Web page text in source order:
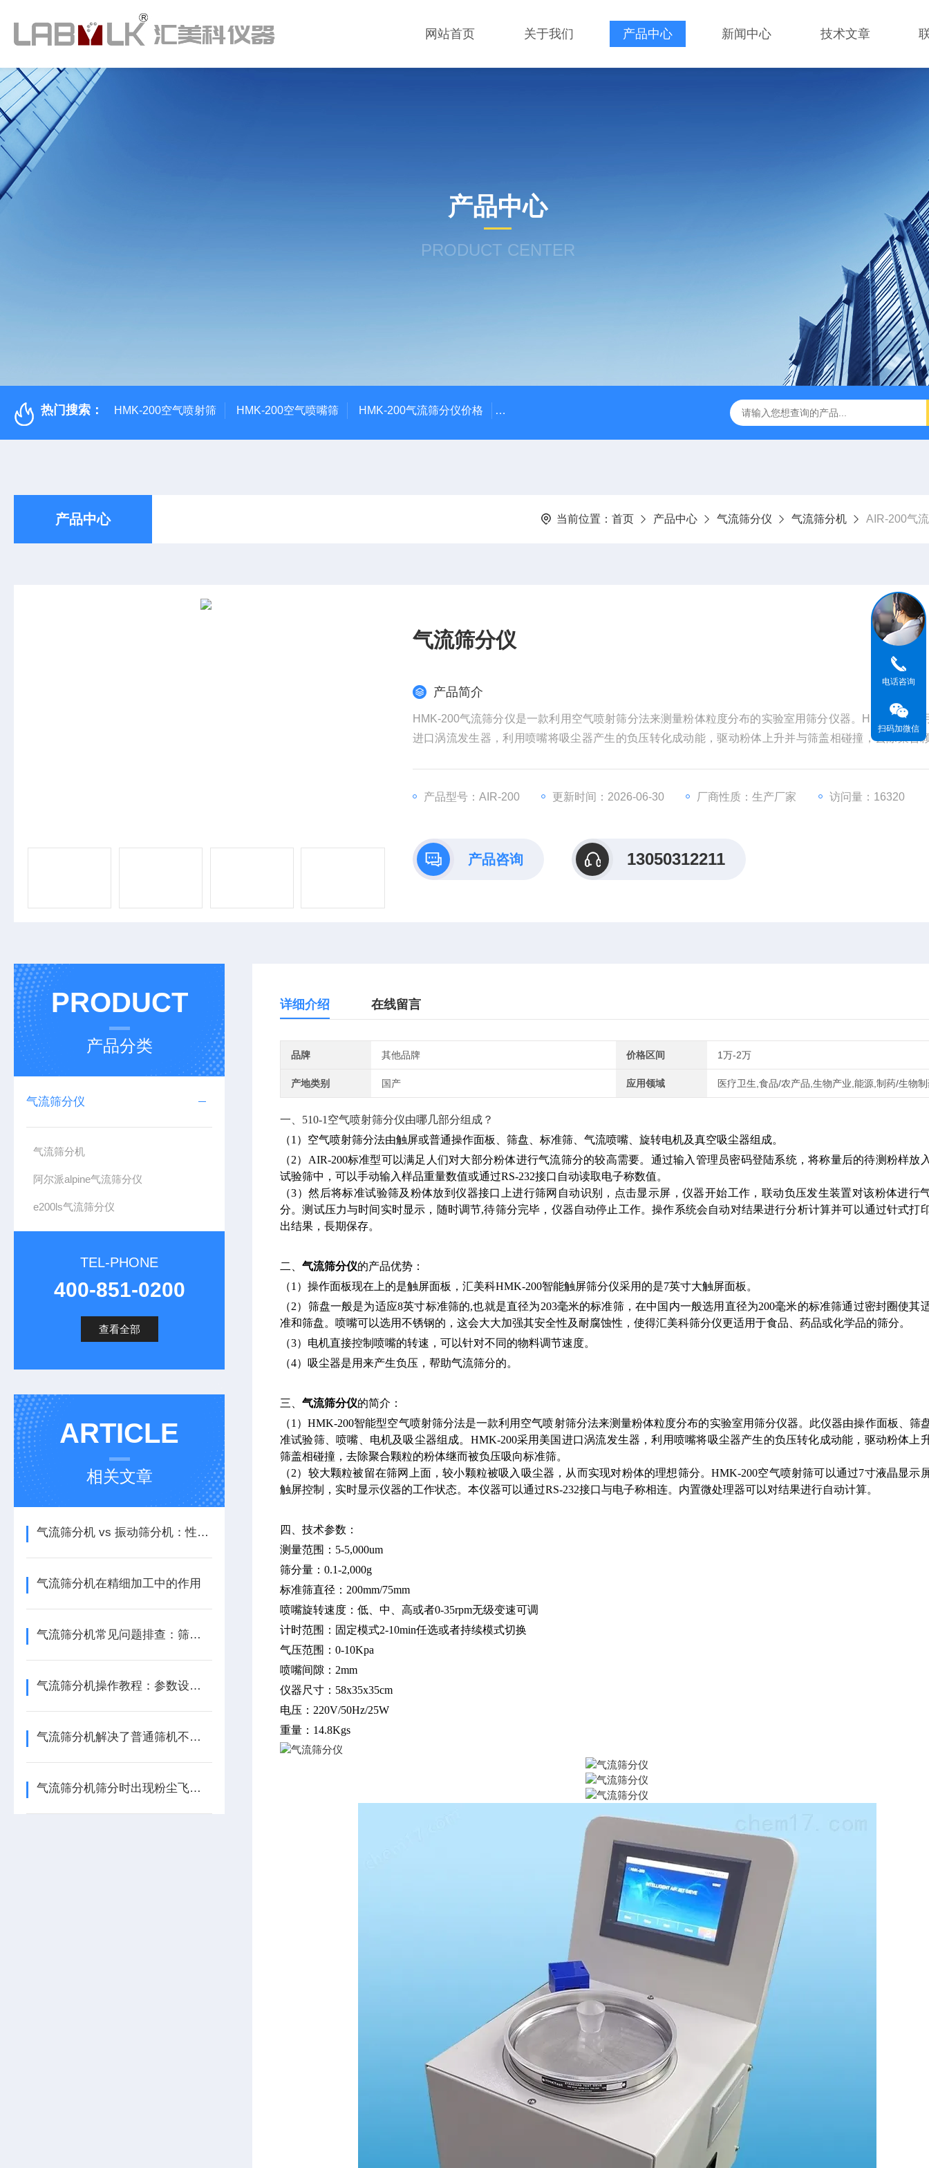
网站首页 关于我们 产品中心 新闻中心 技术文章
产品中心
PRODUCT CENTER
热门搜索： HMK-200空气喷射筛 HMK-200空气喷嘴筛 HMK-200气流筛分仪价格 HMK-200空气喷射筛alpine HMK-200200LS-N空气喷射筛 HMK-200e200ls气流
产品中心 当前位置： 首页 产品中心 气流筛分仪 气流筛分机 AIR-200气
气流筛分仪
产品简介
HMK-200气流筛分仪是一款利用空气喷射筛分法来测量粉体粒度分布的实验室用筛分仪器。HMK-200采
进口涡流发生器，利用喷嘴将吸尘器产生的负压转化成动能，驱动粉体上升并与筛盖相碰撞，去除聚合
产品型号：AIR-200
更新时间：2026-06-30 厂商性质：生产厂家 访问量：16320
产品咨询 13050312211
PRODUCT
产品分类
气流筛分仪
气流筛分机
阿尔派alpine气流筛分仪
e200ls气流筛分仪
TEL-PHONE
400-851-0200
查看全部
ARTICLE
相关文章
气流筛分机 vs 振动筛分机：性能差异、适用物料特性与筛分精度对比
气流筛分机在精细加工中的作用
气流筛分机常见问题排查：筛网堵塞、分级不均与风量不足的解决技巧
气流筛分机操作教程：参数设置、物料进料控制与筛分效果优化步骤
气流筛分机解决了普通筛机不能筛分的难题
气流筛分机筛分时出现粉尘飞扬怎么办？
详细介绍 在线留言
品牌 其他品牌 价格区间 1万-2万
产地类别 国产 应用领域 医疗卫生,食品/农产品,生物产业,能源,制药/生物
一、510-1空气喷射筛分仪由哪几部分组成？
（1）空气喷射筛分法由触屏或普通操作面板、筛盘、标准筛、气流喷嘴、旋转电机及真空吸尘器组成。
（2）AIR-200标准型可以满足人们对大部分粉体进行气流筛分的较高需要。通过输入管理员密码登陆系统，将称量后的待测粉样放
试验筛中，可以手动输入样品重量数值或通过RS-232接口自动读取电子称数值。
（3）然后将标准试验筛及粉体放到仪器接口上进行筛网自动识别，点击显示屏，仪器开始工作，联动负压发生装置对该粉体进行
分。测试压力与时间实时显示，随时调节,待筛分完毕，仪器自动停止工作。操作系统会自动对结果进行分析计算并可以通过针式打
出结果，長期保存。
二、 气流筛分仪的产品优势：
（1）操作面板现在上的是触屏面板，汇美科HMK-200智能触屏筛分仪采用的是7英寸大触屏面板。
（2）筛盘一般是为适应8英寸标准筛的,也就是直径为203毫米的标准筛，在中国内一般选用直径为200毫米的标准筛通过密封圈使其
准和筛盘。喷嘴可以选用不锈钢的，这会大大加强其安全性及耐腐蚀性，使得汇美科筛分仪更适用于食品、药品或化学品的筛分。
（3）电机直接控制喷嘴的转速，可以针对不同的物料调节速度。
（4）吸尘器是用来产生负压，帮助气流筛分的。
三、 气流筛分仪的简介：
（1）HMK-200智能型空气喷射筛分法是一款利用空气喷射筛分法来测量粉体粒度分布的实验室用筛分仪器。此仪器由操作面板、筛
准试验筛、喷嘴、电机及吸尘器组成。HMK-200采用美国进口涡流发生器，利用喷嘴将吸尘器产生的负压转化成动能，驱动粉体上
筛盖相碰撞，去除聚合颗粒的粉体继而被负压吸向标准筛。
（2）较大颗粒被留在筛网上面，较小颗粒被吸入吸尘器，从而实现对粉体的理想筛分。HMK-200空气喷射筛可以通过7寸液晶显示
触屏控制，实时显示仪器的工作状态。本仪器可以通过RS-232接口与电子称相连。内置微处理器可以对结果进行自动计算。
四、技术参数：
测量范围：5-5,000um
筛分量：0.1-2,000g
标准筛直径：200mm/75mm
喷嘴旋转速度：低、中、高或者0-35rpm无级变速可调
计时范围：固定模式2-10min任选或者持续模式切换
气压范围：0-10Kpa
喷嘴间隙：2mm
仪器尺寸：58x35x35cm
电压：220V/50Hz/25W
重量：14.8Kgs
电话咨询
扫码加微信